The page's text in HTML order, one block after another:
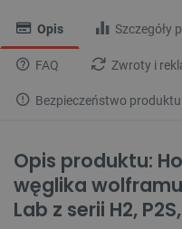
Opis Szczegóły
FAQ Zwroty i
Bezpieczeństwo produktu
Opis produktu:
węglika
Lab z serii H2,